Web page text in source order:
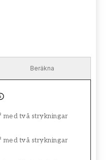
Beräkna
med två strykningar
med två strykningar